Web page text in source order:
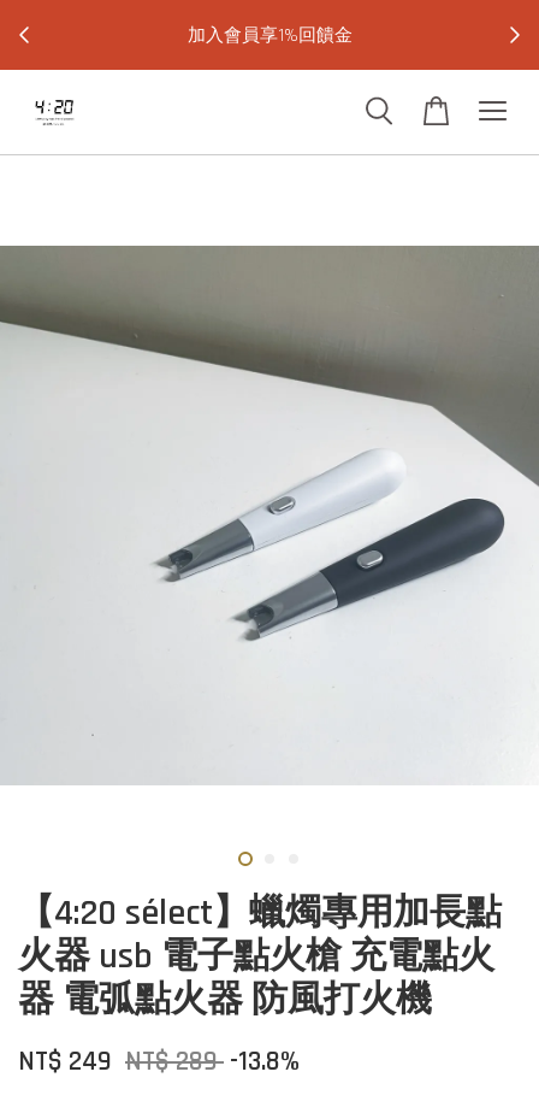
加入會員享1%回饋金
【4:20 sélect】蠟燭專用加長點
火器 usb 電子點火槍 充電點火
器 電弧點火器 防風打火機
NT$ 249 NT$ 289 -13.8%